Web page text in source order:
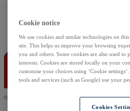
Rolowania
Kontakt
Cookie notice
We use cookies and similar technologies on
site. This helps us improve your browsing
you and others. Some cookies are also used
interests. Cookies are stored locally on your
customise your choices using ‘Cookie
tools and services (such as Google) use your
Cookies